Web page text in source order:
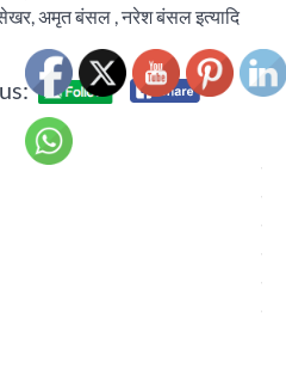
अमृत बंसल , नरेश बंसल इत्यादि